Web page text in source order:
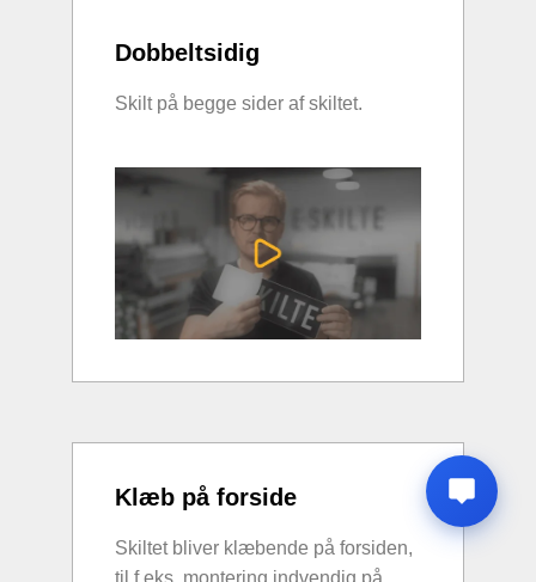
Dobbeltsidig
Skilt på begge sider af skiltet.
Klæb på forside
Skiltet bliver klæbende på forsiden,
til f.eks. montering indvendig på